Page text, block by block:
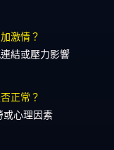
激情？
結或壓力影響
正常？
或心理因素